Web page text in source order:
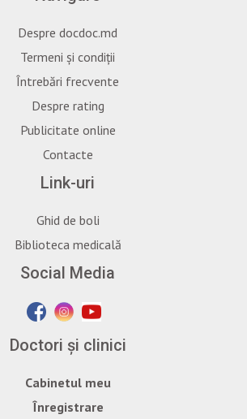
Despre docdoc.md
Termeni și condiții
Întrebări frecvente
Despre rating
Publicitate online
Contacte
Link-uri
Ghid de boli
Biblioteca medicală
Social Media
Doctori și clinici
Cabinetul meu
Înregistrare